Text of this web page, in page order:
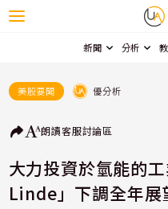
新聞 分析
美股要聞 優分析
朗讀客服討論區
大力投資於氫能的
Linde」下調全年展